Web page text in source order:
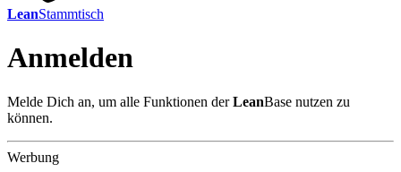
LeanStammtisch
Anmelden
Melde Dich an, um alle Funktionen derLeanBase nutzen zu
können.
Werbung